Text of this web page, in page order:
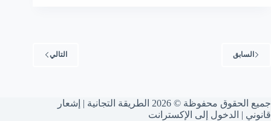
السابق التالي
جميع الحقوق محفوظة © 2026 الطريقة التجانية |
إشعار
قانوني | الدخول إلى الإكسترانت